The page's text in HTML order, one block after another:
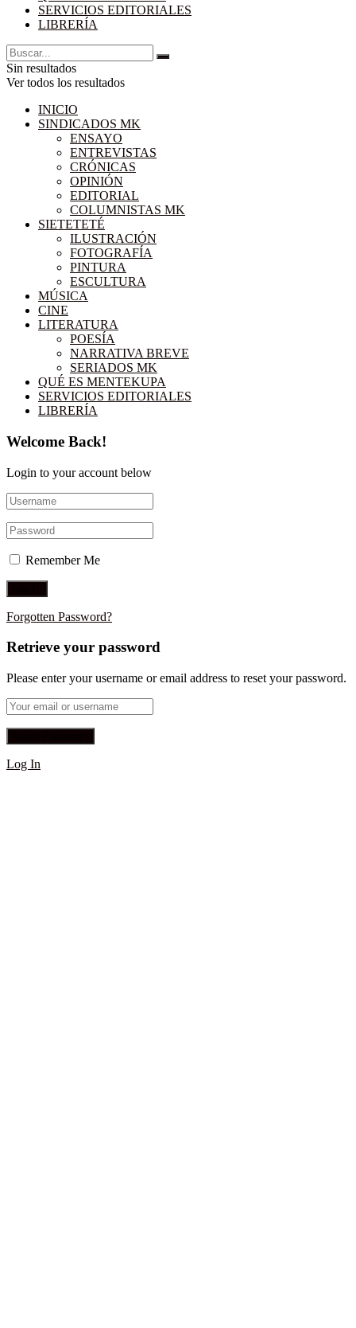
SERVICIOS EDITORIALES
LIBRERÍA
Sin resultados
Ver todos los resultados
INICIO
SINDICADOS MK
ENSAYO
ENTREVISTAS
CRÓNICAS
OPINIÓN
EDITORIAL
COLUMNISTAS MK
SIETETETÉ
ILUSTRACIÓN
FOTOGRAFÍA
PINTURA
ESCULTURA
MÚSICA
CINE
LITERATURA
POESÍA
NARRATIVA BREVE
SERIADOS MK
QUÉ ES MENTEKUPA
SERVICIOS EDITORIALES
LIBRERÍA
Welcome Back!
Login to your account below
Remember Me
Forgotten Password?
Retrieve your password
Please enter your username or email address to reset your password.
Log In